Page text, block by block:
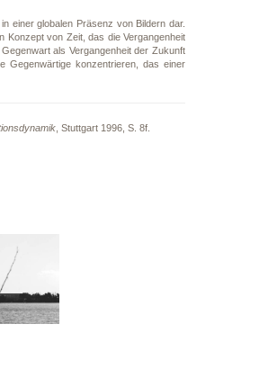
einer globalen Präsenz von Bildern dar.
Konzept von Zeit, das die Vergangenheit
als Vergangenheit der Zukunft
Gegenwärtige konzentrieren, das einer
, Stuttgart 1996, S. 8f.